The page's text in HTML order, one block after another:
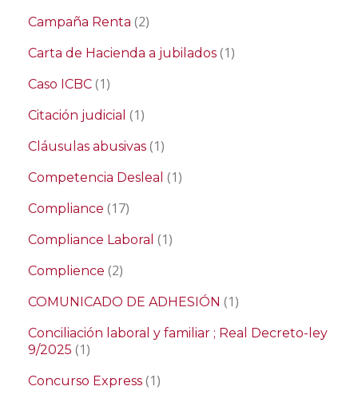
Campaña Renta (2)
Carta de Hacienda a jubilados (1)
Caso ICBC (1)
Citación judicial (1)
Cláusulas abusivas (1)
Competencia Desleal (1)
Compliance (17)
Compliance Laboral (1)
Complience (2)
COMUNICADO DE ADHESIÓN (1)
Conciliación laboral y familiar ; Real Decreto-ley
9/2025 (1)
Concurso Express (1)